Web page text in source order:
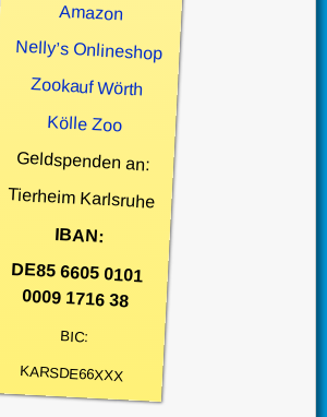
Amazon
Nelly’s Onlineshop
Zookauf Wörth
Kölle Zoo
Geldspenden an:
Tierheim Karlsruhe
IBAN:
DE85 6605 0101
0009 1716 38
BIC:
KARSDE66XXX